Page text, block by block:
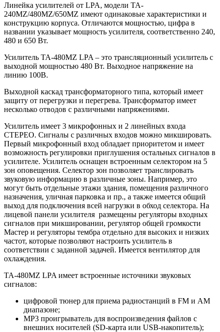
Линейка усилителей от LPA, модели TA-
240MZ/480MZ/650MZ имеют одинаковые характеристики и
конструкцию корпуса. Отличаются мощностью, цифра в
названии указывает мощность усилителя, соответственно 240,
480 и 650 Вт.
Усилитель TA-480MZ LPA – это трансляционный усилитель с
выходной мощностью 480 Вт. Выходное напряжение на
линию 100В.
Выходной каскад трансформаторного типа, который имеет
защиту от перегрузки и перегрева. Трансформатор имеет
несколько отводов с различными напряжениями.
Усилитель имеет 3 микрофонных и 2 линейных входа
СТЕРЕО. Сигналы с различных входов можно микшировать.
Первый микрофонный вход обладает приоритетом и имеет
возможность регулировки приглушения остальных сигналов в
усилителе. Усилитель оснащен встроенным селектором на 5
зон оповещения. Селектор зон позволяет транслировать
звуковую информацию в различные зоны. Например, это
могут быть отдельные этажи здания, помещения различного
назначения, уличная парковка и пр., а также имеется общий
выход для подключения всей нагрузки в обход селектора. На
лицевой панели усилителя размещены регуляторы входных
сигналов при микшировании, регулятор общей громкости
Мастер и регуляторы тембра отдельно для высоких и низких
частот, которые позволяют настроить усилитель в
соответствии с заданной задачей. Имеется вентилятор для
охлаждения.
TA-480MZ LPA имеет встроенные источники звуковых
сигналов:
цифровой тюнер для приема радиостанций в FM и AM
диапазоне;
MP3 проигрыватель для воспроизведения файлов с
внешних носителей (SD-карта или USB-накопитель);